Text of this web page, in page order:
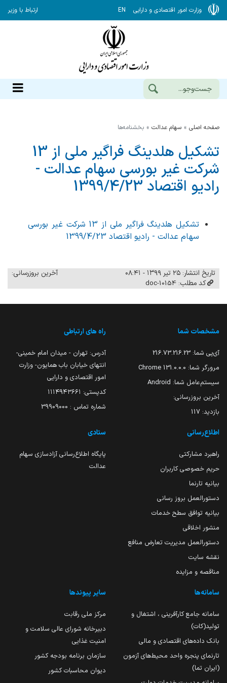
وزارت امور اقتصادی و دارایی EN ارتباط با وزیر
صفحه اصلی سهام عدالت بخشنامه‌ها
تشکیل هلدینگ فراگیر ملی از 13
شرکت غیر بورسی سهام عدالت -
رادیو اقتصاد 1399/4/23
تشکیل هلدینگ فراگیر ملی از 13 شرکت غیر بورسی
سهام عدالت - رادیو اقتصاد 1399/4/23
تاریخ انتشار: ۲۵ تیر ۱۳۹۹ - ۰۸:۴۱
آخرین بروزرسانی:
کد مطلب: 10154-doc
مشخصات شما
آی‌پی شما: 216.73.216.23
مرورگر شما: 131.0.0.0 Chrome
سیستم‌عامل شما: Android
آخرین بروزرسانی:
بازدید: 117
راه های ارتباطی
آدرس: تهران - میدان امام خمینی-
انتهای خیابان باب همایون- وزارت
امور اقتصادی و دارایی
کدپستی: ۱۱۱۴۹۴۳۶۶۱
شماره تماس : 39909000
اطلاع‌رسانی
راهبرد مشارکتی
حریم خصوصی کاربران
بیانیه تارنما
دستورالعمل بروز رسانی
بیانیه توافق سطح خدمات
منشور اخلاقی
دستورالعمل مدیریت تعارض منافع
نقشه سایت
مناقصه و مزایده
ستادی
پایگاه اطلاع‌رسانی آزادسازی سهام
عدالت
سامانه‌ها
سامانه جامع کارآفرینی ، اشتغال و
تولید(کات)
بانک داده‌های اقتصادی و مالی
تارنمای پنجره واحد محیط‌های آزمون
(ایران تما)
سایر پیوندها
مرکز ملی رقابت
دبیرخانه شورای عالی سلامت و
امنیت غذایی
سازمان برنامه بودجه کشور
دیوان محاسبات کشور